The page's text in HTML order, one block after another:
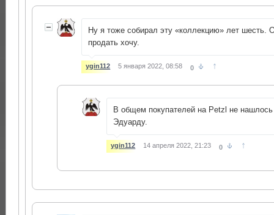
Ну я тоже собирал эту «коллекцию» лет шесть.
продать хочу.
ygin112 5 января 2022, 08:58 0 ↑
В общем покупателей на Petzl не
Эдуарду.
ygin112 14 апреля 2022, 21:23 0 ↑